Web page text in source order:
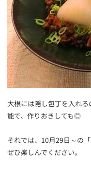
大根には隠し包丁を入れ
能で、作りおきしても◎
それでは、10月29日～の
ぜひ楽しんでください。